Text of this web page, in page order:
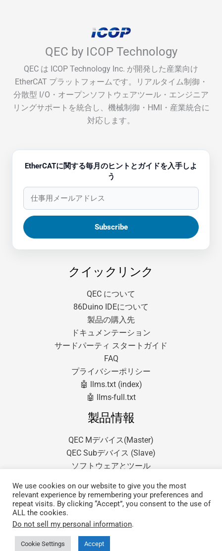
QEC by ICOP Technology
QEC は ICOP Technology Inc. が開発した産業向け
EtherCAT プラットフォームです。リアルタイム制御・
分散型 I/O・オープンソフトウェアツール・エンジニア
リングサポートを統合し、機械制御・HMI・産業統合に
対応します。
EtherCATに関する毎月のヒントとガイドを入手しよ
う
クイックリンク
QEC について
86Duino IDEについて
製品の購入先
ドキュメンテーション
サードパーティ スタートガイド
FAQ
プライバシーポリシー
🤖 llms.txt (index)
🤖 llms-full.txt
製品情報
QEC Mデバイス(Master)
QEC Subデバイス (Slave)
ソフトウェアとツール
Copyright © 2026 QEC.
ICOP Technology Inc.提供
We use cookies on our website to give you the most
relevant experience by remembering your preferences and
repeat visits. By clicking “Accept”, you consent to the use of
ALL the cookies.
Do not sell my personal information.
Cookie Settings Accept